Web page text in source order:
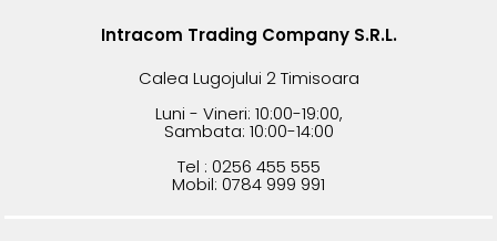
Intracom Trading Company S.R.L.
Calea Lugojului 2 Timisoara
Luni - Vineri: 10:00-19:00,
Sambata: 10:00-14:00
Tel : 0256 455 555
Mobil: 0784 999 991